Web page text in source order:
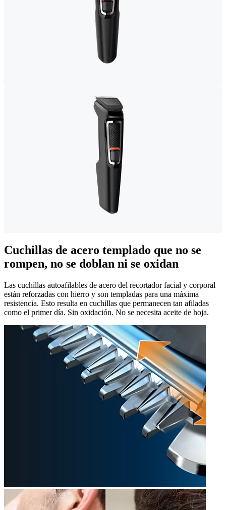
Cuchillas de acero templado que no se
rompen, no se doblan ni se oxidan
Las cuchillas autoafilables de acero del recortador facial y corporal
están reforzadas con hierro y son templadas para una máxima
resistencia. Esto resulta en cuchillas que permanecen tan afiladas
como el primer día. Sin oxidación. No se necesita aceite de hoja.